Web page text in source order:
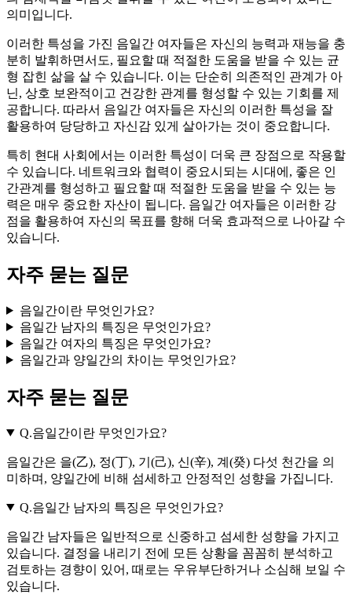
의미입니다.
이러한 특성을 가진 음일간 여자들은 자신의 능력과 재능을 충
분히 발휘하면서도, 필요할 때 적절한 도움을 받을 수 있는 균
형 잡힌 삶을 살 수 있습니다. 이는 단순히 의존적인 관계가 아
닌, 상호 보완적이고 건강한 관계를 형성할 수 있는 기회를 제
공합니다. 따라서 음일간 여자들은 자신의 이러한 특성을 잘
활용하여 당당하고 자신감 있게 살아가는 것이 중요합니다.
특히 현대 사회에서는 이러한 특성이 더욱 큰 장점으로 작용할
수 있습니다. 네트워크와 협력이 중요시되는 시대에, 좋은 인
간관계를 형성하고 필요할 때 적절한 도움을 받을 수 있는 능
력은 매우 중요한 자산이 됩니다. 음일간 여자들은 이러한 강
점을 활용하여 자신의 목표를 향해 더욱 효과적으로 나아갈 수
있습니다.
자주 묻는 질문
음일간이란 무엇인가요?
음일간 남자의 특징은 무엇인가요?
음일간 여자의 특징은 무엇인가요?
음일간과 양일간의 차이는 무엇인가요?
자주 묻는 질문
Q.음일간이란 무엇인가요?
음일간은 을(乙), 정(丁), 기(己), 신(辛), 계(癸) 다섯 천간을 의
미하며, 양일간에 비해 섬세하고 안정적인 성향을 가집니다.
Q.음일간 남자의 특징은 무엇인가요?
음일간 남자들은 일반적으로 신중하고 섬세한 성향을 가지고
있습니다. 결정을 내리기 전에 모든 상황을 꼼꼼히 분석하고
검토하는 경향이 있어, 때로는 우유부단하거나 소심해 보일 수
있습니다.